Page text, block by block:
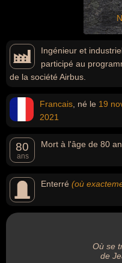
Ingénieur et
participé au
de la société Airbus.
Francais , né le 19
2021
80
ans
Mort à l'âge de 80
Enterré (où
Où se
de